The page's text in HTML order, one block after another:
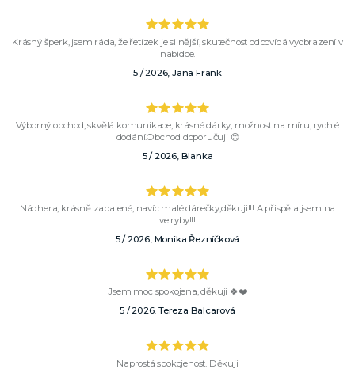
Krásný šperk, jsem ráda, že řetízek je silnější, skutečnost odpovídá vyobrazení v
nabídce.
5 / 2026, Jana Frank
Výborný obchod, skvělá komunikace, krásné dárky, možnost na míru, rychlé
dodání.Obchod doporučuji 😊
5 / 2026, Blanka
Nádhera, krásně zabalené, navíc malé dárečky,děkuji!!! A přispěla jsem na
velryby!!!
5 / 2026, Monika Řezníčková
Jsem moc spokojena, děkuji 🍀❤️
5 / 2026, Tereza Balcarová
Naprostá spokojenost. Děkuji